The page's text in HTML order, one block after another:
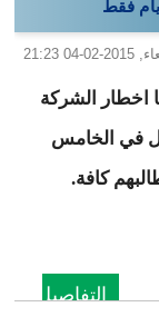
فقط
02-04 21:23
اخطار الشركة
في الخامس
كافة.
التفاصيل